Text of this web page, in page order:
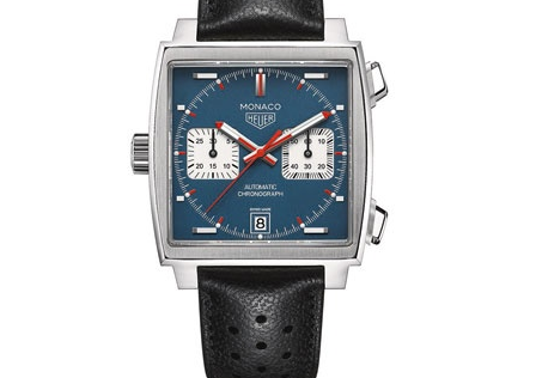
MAISON
AUTO
LIEUX TENDANCES
BEAUTÉ
MODE DE RUE
JEUNES CRÉATEURS